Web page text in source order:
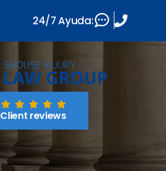
Client reviews
24/7 Ayuda: